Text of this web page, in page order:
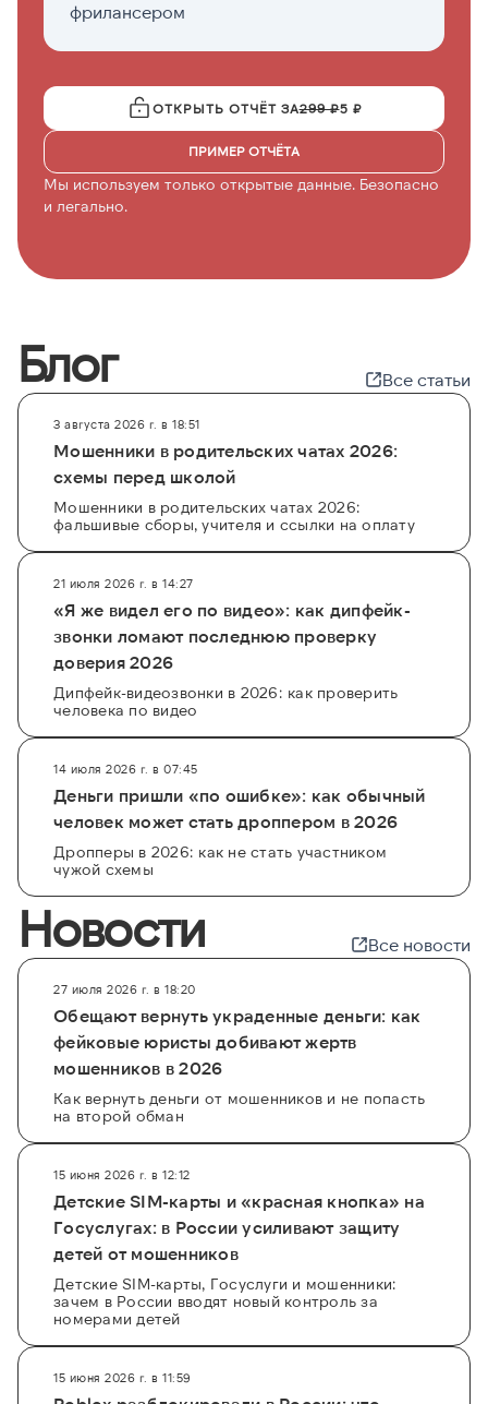
фрилансером
ОТКРЫТЬ ОТЧЁТ ЗА299 ₽5 ₽
ПРИМЕР ОТЧЁТА
Мы используем только открытые данные. Безопасно
и легально.
Блог Все статьи
3 августа 2026 г. в 18:51
Мошенники в родительских чатах 2026:
схемы перед школой
Мошенники в родительских чатах 2026:
фальшивые сборы, учителя и ссылки на оплату
21 июля 2026 г. в 14:27
«Я же видел его по видео»: как дипфейк-
звонки ломают последнюю проверку
доверия 2026
Дипфейк-видеозвонки в 2026: как проверить
человека по видео
14 июля 2026 г. в 07:45
Деньги пришли «по ошибке»: как обычный
человек может стать дроппером в 2026
Дропперы в 2026: как не стать участником
чужой схемы
Новости Все новости
27 июля 2026 г. в 18:20
Обещают вернуть украденные деньги: как
фейковые юристы добивают жертв
мошенников в 2026
Как вернуть деньги от мошенников и не попасть
на второй обман
15 июня 2026 г. в 12:12
Детские SIM-карты и «красная кнопка» на
Госуслугах: в России усиливают защиту
детей от мошенников
Детские SIM-карты, Госуслуги и мошенники:
зачем в России вводят новый контроль за
номерами детей
15 июня 2026 г. в 11:59